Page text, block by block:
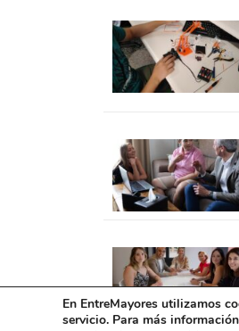
En EntreMayores utilizamos
servicio. Para más